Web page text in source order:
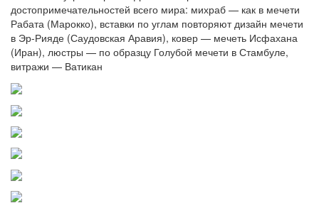
достопримечательностей всего мира: михраб — как в мечети
Рабата (Марокко), вставки по углам повторяют дизайн мечети
в Эр-Рияде (Саудовская Аравия), ковер — мечеть Исфахана
(Иран), люстры — по образцу Голубой мечети в Стамбуле,
витражи — Ватикан